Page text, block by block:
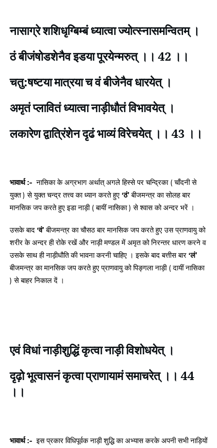
नासाग्रे शशिधृग्बिम्बं ध्यात्वा ज्योत्स्नासमन्वितम् ।
ठं बीजंषोडशेनैव इडया पूरयेन्मरुत् ।। 42 ।।
चतु:षष्टया मात्रया च वं बीजेनैव धारयेत् ।
अमृतं प्लावितं ध्यात्वा नाड़ीधौतं विभावयेत् ।
लकारेण द्वात्रिंशेन दृढं भाव्यं विरेचयेत् ।। 43 ।।
भावार्थ :- नासिका के अग्रभाग अर्थात् अगले हिस्से पर चन्द्रिका ( चाँदनी से
युक्त ) से युक्त चन्द्र तत्त्व का ध्यान करते हुए ‘ठं’बीजमन्त्र का सोलह बार
मानसिक जप करते हुए इडा नाड़ी ( बायीं नासिका ) से श्वास को अन्दर भरें ।
उसके बाद ‘वं’बीजमन्त्र का चौसठ बार मानसिक जप करते हुए उस प्राणवायु को
शरीर के अन्दर ही रोके रखें और नाड़ी मण्डल में अमृत को निरन्तर धारण करने व
उसके साथ ही नाड़ीधौति की भावना करनी चाहिए । इसके बाद बत्तीस बार ‘लं’
बीजमन्त्र का मानसिक जप करते हुए प्राणवायु को पिङ्गला नाड़ी ( दायीं नासिका
) से बाहर निकाल दें ।
एवं विधां नाड़ीशुद्धिं कृत्वा नाड़ी विशोधयेत् ।
दृढ़ो भूत्वासनं कृत्वा प्राणायामं समाचरेत् ।। 44
।।
भावार्थ :- इस प्रकार विधिपूर्वक नाड़ी शुद्धि का अभ्यास करके अपनी सभी नाड़ियों